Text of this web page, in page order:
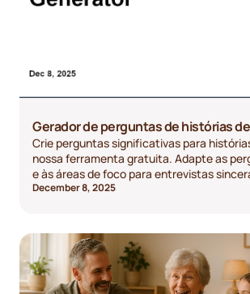
Gerador de perguntas de histórias
Crie perguntas significativas para
nossa ferramenta gratuita. Adapte as
e às áreas de foco para entrevistas
December 8, 2025